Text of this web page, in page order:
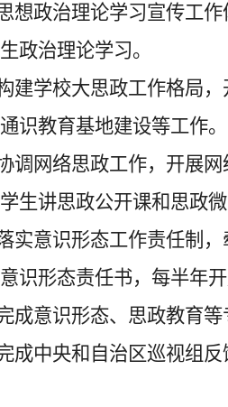
想政治理论学习宣传工
政治理论学习。
建学校大思政工作格局，
识教育基地建设等工作。
调网络思政工作，开展
生讲思政公开课和思政微
实意识形态工作责任制 ，
识形态责任书，每半年
成意识形态、思政教育
成中央和自治区巡视组